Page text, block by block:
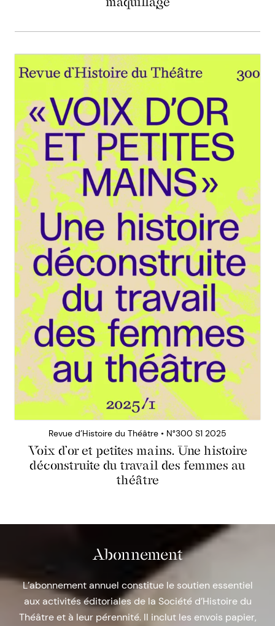
Revue d’Histoire du Théâtre • N°300 S1 2025
Voix d’or et petites mains. Une histoire
déconstruite du travail des femmes au
théâtre
Abonnement
L’abonnement annuel constitue le soutien essentiel
aux activités éditoriales de la Société d’Histoire du
Théâtre et à leur pérennité. Il inclut les envois papier,